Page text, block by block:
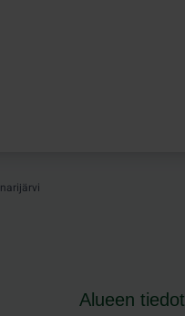
Alueen tiedot